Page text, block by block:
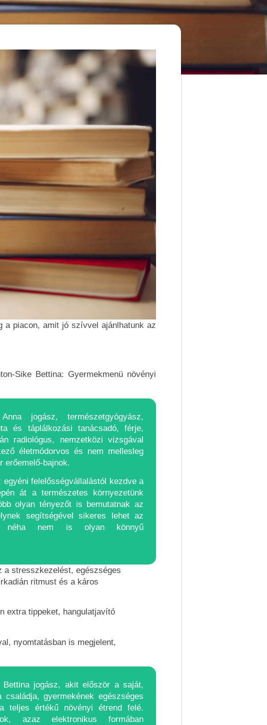
a piacon, amit jó szívvel ajánlhatunk az
Sike Bettina: Gyermekmenü növényi
jogász, természetgyógyász,
és táplálkozási tanácsadó, férje,
radiológus, nemzetközi vizsgával
életmódorvos és nem mellesleg
erőemelő-bajnok.
egyéni felelősségvállalástól kezdve a
át a természetes környezetünk
olyan tényezőt is bemutatnak az
segítségével sikeres lehet az
néha nem is olyan könnyű
a stresszkezelést, egészséges
ritmust és a káros
extra tippeket, hangulatjavító
nyomtatásban is megjelent,
Bettina jogász, akit először a saját,
családja, gyermekének egészséges
teljes értékű növényi étrend felé.
azaz elektronikus formában